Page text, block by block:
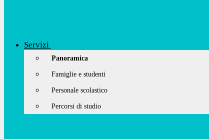
Servizi
Panoramica
Famiglie e studenti
Personale scolastico
Percorsi di studio